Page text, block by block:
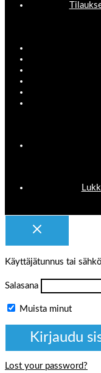
Käyttäjätunnus tai
Salasana
Muista minut
Lost your password?